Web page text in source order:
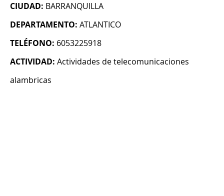
CIUDAD: BARRANQUILLA
DEPARTAMENTO: ATLANTICO
TELÉFONO: 6053225918
ACTIVIDAD: Actividades de telecomunicaciones
alambricas